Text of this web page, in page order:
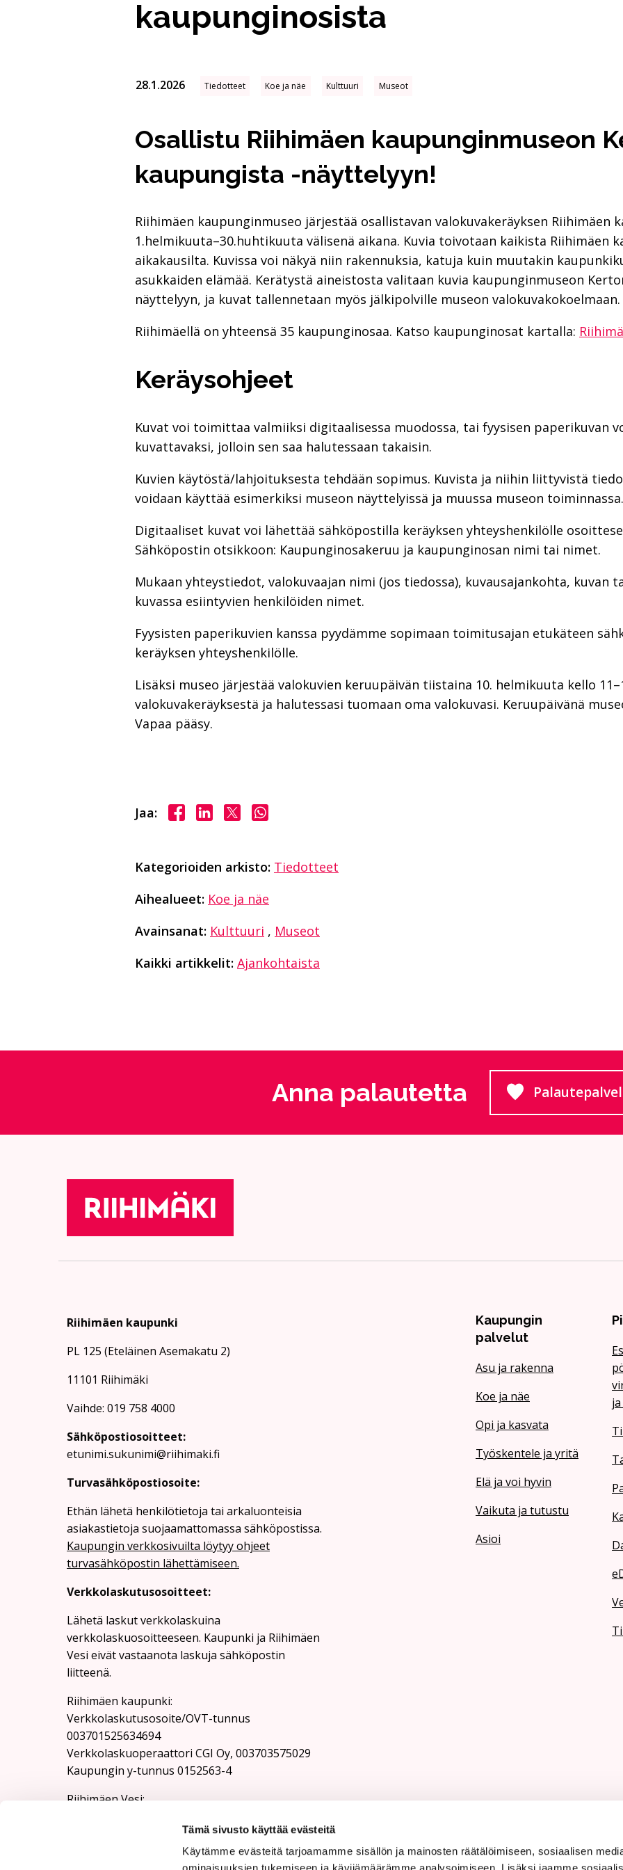
Tämä sivusto käyttää evästeitä
Käytämme evästeitä tarjoamamme sisällön ja mainosten räätälöimiseen, sosiaalisen
kaupunginosista
28.1.2026 Tiedotteet Koe ja näe Kulttuuri Museot
Osallistu Riihimäen kaupunginmuseon
kaupungista -näyttelyyn!
Riihimäen kaupunginmuseo järjestää osallistavan valokuvakeräyksen Riihimäen
1.helmikuuta–30.huhtikuuta välisenä aikana. Kuvia toivotaan kaikista Riihimäen
aikakausilta. Kuvissa voi näkyä niin rakennuksia, katuja kuin muutakin
asukkaiden elämää. Kerätystä aineistosta valitaan kuvia kaupunginmuseon
näyttelyyn, ja kuvat tallennetaan myös jälkipolville museon valokuvakokoelmaan.
Riihimäellä on yhteensä 35 kaupunginosaa. Katso kaupunginosat kartalla:
Keräysohjeet
Kuvat voi toimittaa valmiiksi digitaalisessa muodossa, tai fyysisen paperikuvan
kuvattavaksi, jolloin sen saa halutessaan takaisin.
Kuvien käytöstä/lahjoituksesta tehdään sopimus. Kuvista ja niihin liittyvistä
voidaan käyttää esimerkiksi museon näyttelyissä ja muussa museon toiminnassa.
Digitaaliset kuvat voi lähettää sähköpostilla keräyksen yhteyshenkilölle
Sähköpostin otsikkoon: Kaupunginosakeruu ja kaupunginosan nimi tai nimet.
Mukaan yhteystiedot, valokuvaajan nimi (jos tiedossa), kuvausajankohta, kuvan
kuvassa esiintyvien henkilöiden nimet.
Fyysisten paperikuvien kanssa pyydämme sopimaan toimitusajan etukäteen
keräyksen yhteyshenkilölle.
Lisäksi museo järjestää valokuvien keruupäivän tiistaina 10. helmikuuta kello
valokuvakeräyksestä ja halutessasi tuomaan oma valokuvasi. Keruupäivänä
Vapaa pääsy.
Jaa: Jaa Facebookissa
Jaa LinkedInissä
Jaa X:ssäJaa WhasAppissa
Kategorioiden arkisto: Tiedotteet
Aihealueet: Koe ja näe
Avainsanat: Kulttuuri , Museot
Kaikki artikkelit: Ajankohtaista
Anna palautetta Siirtyy
Riihimäen kaupunki
PL 125 (Eteläinen Asemakatu 2)
11101 Riihimäki
Vaihde: 019 758 4000
Sähköpostiosoitteet:
etunimi.sukunimi@riihimaki.fi
Turvasähköpostiosoite:
Ethän lähetä henkilötietoja tai arkaluonteisia
asiakastietoja suojaamattomassa sähköpostissa.
Kaupungin verkkosivuilta löytyy ohjeet
turvasähköpostin lähettämiseen.
Verkkolaskutusosoitteet:
Lähetä laskut verkkolaskuina
verkkolaskuosoitteeseen. Kaupunki ja Riihimäen
Vesi eivät vastaanota laskuja sähköpostin
liitteenä.
Riihimäen kaupunki:
Verkkolaskutusosoite/OVT-tunnus
003701525634694
Verkkolaskuoperaattori CGI Oy, 003703575029
Kaupungin y-tunnus 0152563-4
Rii­hi­mäen Vesi:
Verkkolaskuoperaattori CGI Oy, 003703575029
Kaupungin
palvelut
Asu ja rakenna
Koe ja näe
Opi ja kasvata
Työskentele ja yritä
Elä ja voi hyvin
Vaikuta ja tutustu
Asioi